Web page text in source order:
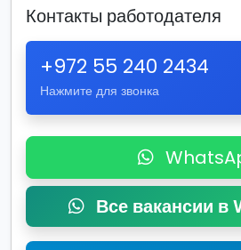
Контакты работодателя
+972 55 240 2434
Нажмите для звонка
Все вакансии